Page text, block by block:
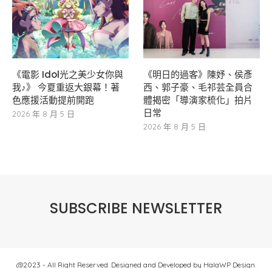
《電影 Idol光之美少女你與
我♪》 今夏重返大銀幕！著
色應援活動提前開跑
2026 年 8 月 5 日
《明日的過客》陳妤、侯彥
西、郭子豪、毛祁芸全員合
體揭密「導演家梳化」拍片
日常
2026 年 8 月 5 日
SUBSCRIBE NEWSLETTER
@2023 - All Right Reserved. Designed and Developed by HalaWP Design.